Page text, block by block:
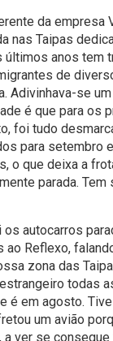
da empresa
nas Taipas
últimos anos tem
de
Adivinhava-se
é que para os
foi tudo
para setembro
o que deixa a
parada.
os autocarros
ao Reflexo,
zona das
todas
é em agosto.
um avião
a ver se